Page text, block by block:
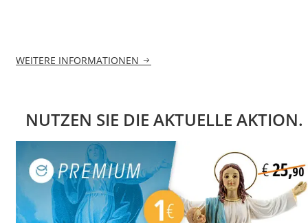
WEITERE INFORMATIONEN
NUTZEN SIE DIE AKTUELLE AKTION.